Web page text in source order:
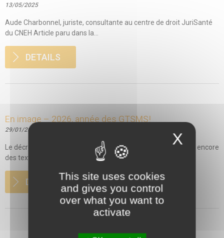
13/05/2025
Aude Charbonnel, juriste, consultante au centre de droit JuriSanté
du CNEH Article paru dans la...
DETAILS
En image – 2026, année des GTSMS!
29/01/2026
Le décret 2025-1394 relatif aux GTSMS est publié. Il manque encore
des textes, mais les...
DETAILS
X
This site uses cookies
and gives you control
over what you want to
activate